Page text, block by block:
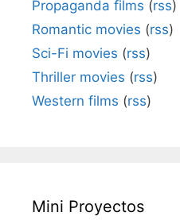
Propaganda films (rss)
Romantic movies (rss)
Sci-Fi movies (rss)
Thriller movies (rss)
Western films (rss)
Mini Proyectos